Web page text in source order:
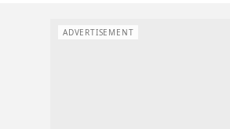
ADVERTISEMENT